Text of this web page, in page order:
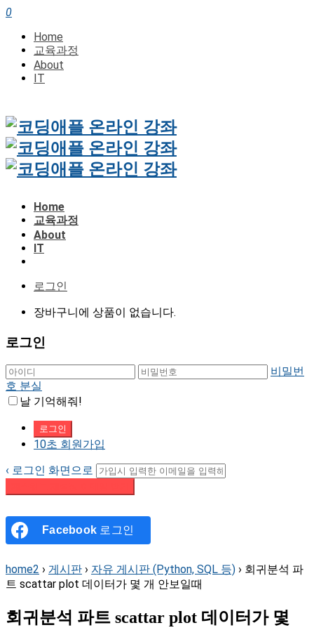
0
Home
교육과정
About
IT
Home
교육과정
About
IT
로그인
장바구니에 상품이 없습니다.
로그인
비밀번
호 분실
날 기억해줘!
10초 회원가입
‹ 로그인 화면으로
Facebook 로그인
home2 › 게시판 › 자유 게시판 (Python, SQL 등) › 회귀분석 파
트 scattar plot 데이터가 몇 개 안보일때
회귀분석 파트 scattar plot 데이터가 몇